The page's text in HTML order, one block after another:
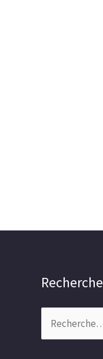
Recherche